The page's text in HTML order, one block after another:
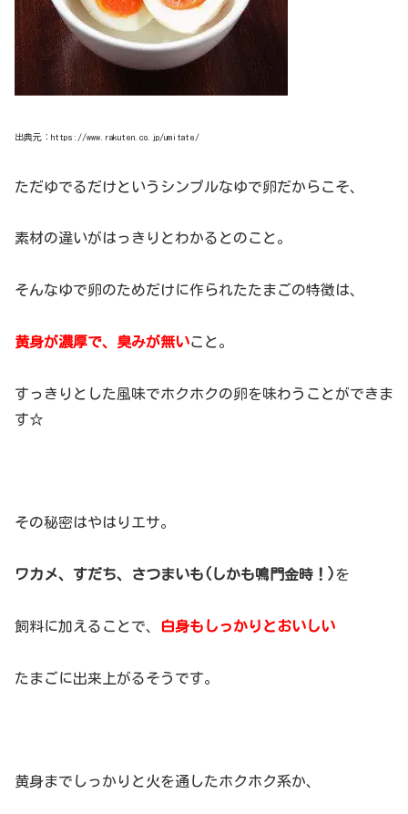
出典元：https://www.rakuten.co.jp/umitate/
ただゆでるだけというシンプルなゆで卵だからこそ、
素材の違いがはっきりとわかるとのこと。
そんなゆで卵のためだけに作られたたまごの特徴は、
黄身が濃厚で、臭みが無いこと。
すっきりとした風味でホクホクの卵を味わうことができま
す☆
その秘密はやはりエサ。
ワカメ、すだち、さつまいも(しかも鳴門金時！)を
飼料に加えることで、 白身もしっかりとおいしい
たまごに出来上がるそうです。
黄身までしっかりと火を通したホクホク系か、